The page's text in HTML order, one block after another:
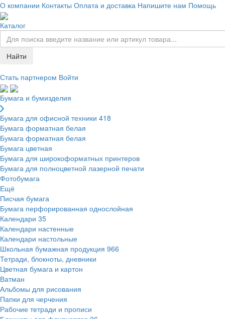
О компании Контакты Оплата и доставка Напишите нам Помощь
Каталог
Найти
Стать партнером Войти
Бумага и бумизделия
Бумага для офисной техники 418
Бумага форматная белая
Бумага форматная белая
Бумага цветная
Бумага для широкоформатных принтеров
Бумага для полноцветной лазерной печати
Фотобумага
Ещё
Писчая бумага
Бумага перфорированная однослойная
Календари 35
Календари настенные
Календари настольные
Школьная бумажная продукция 966
Тетради, блокноты, дневники
Цветная бумага и картон
Ватман
Альбомы для рисования
Папки для черчения
Рабочие тетради и прописи